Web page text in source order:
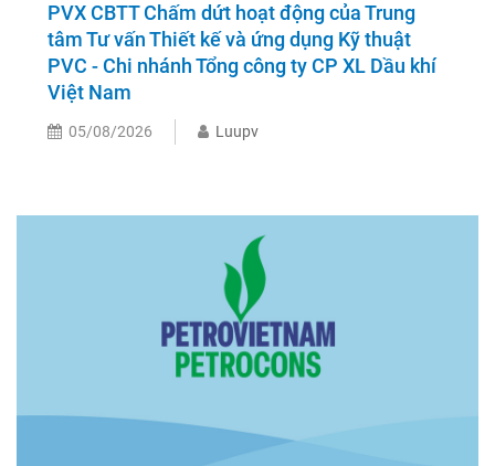
PVX CBTT Chấm dứt hoạt động của Trung
tâm Tư vấn Thiết kế và ứng dụng Kỹ thuật
PVC - Chi nhánh Tổng công ty CP XL Dầu khí
Việt Nam
05/08/2026 Luupv